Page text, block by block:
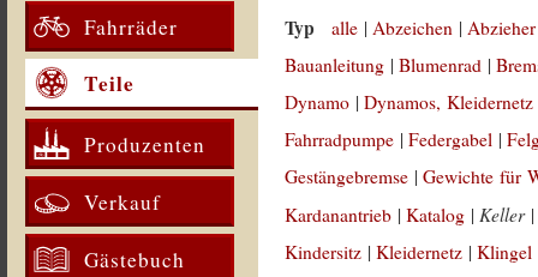
Fahrräder
Teile
Produzenten
Verkauf
Gästebuch
Typ alle |Abzeichen |
Bauanleitung |Blumenrad |
Dynamo |Dynamos, Kleidernetz
Fahrradpumpe |Federgabel |
Gestängebremse |Gewichte für
Kardanantrieb |Katalog |Keller
Kindersitz |Kleidernetz |Klingel